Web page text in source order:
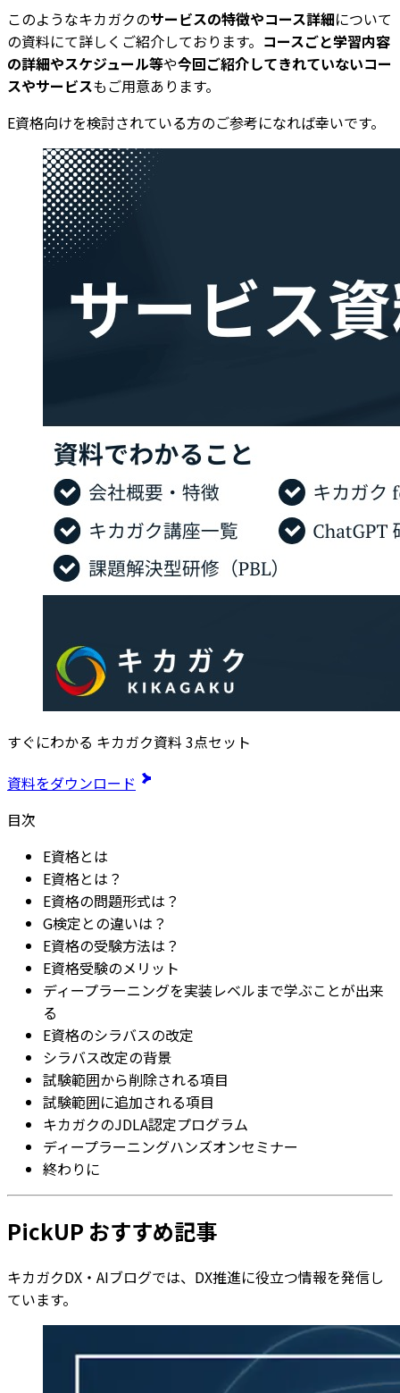
このようなキカガクのサービスの特徴やコース詳細について
の資料にて詳しくご紹介しております。 コースごと学習内容
の詳細やスケジュール等や今回ご紹介してきれていないコー
スやサービスもご用意あります。
E資格向けを検討されている方のご参考になれば幸いです。
すぐにわかる キカガク資料 3点セット
資料をダウンロード
目次
E資格とは
E資格とは？
E資格の問題形式は？
G検定との違いは？
E資格の受験方法は？
E資格受験のメリット
ディープラーニングを実装レベルまで学ぶことが出来
る
E資格のシラバスの改定
シラバス改定の背景
試験範囲から削除される項目
試験範囲に追加される項目
キカガクのJDLA認定プログラム
ディープラーニングハンズオンセミナー
終わりに
PickUP おすすめ記事
キカガクDX・AIブログでは、DX推進に役立つ情報を発信し
ています。